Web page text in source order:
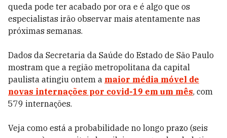
queda pode ter acabado por ora e é algo que os
especialistas irão observar mais atentamente nas
próximas semanas.
Dados da Secretaria da Saúde do Estado de São Paulo
mostram que a região metropolitana da capital
paulista atingiu ontem a maior média móvel de
novas internações por covid-19 em um mês, com
579 internações.
Veja como está a probabilidade no longo prazo (seis